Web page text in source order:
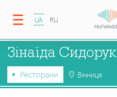
UA RU
Зінаїда Сидорук
Ресторани Вінниця